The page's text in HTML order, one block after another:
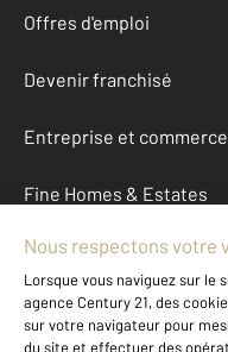
Offres d'emploi
Devenir franchisé
Entreprise et commerce
Fine Homes & Estates
À propos
International